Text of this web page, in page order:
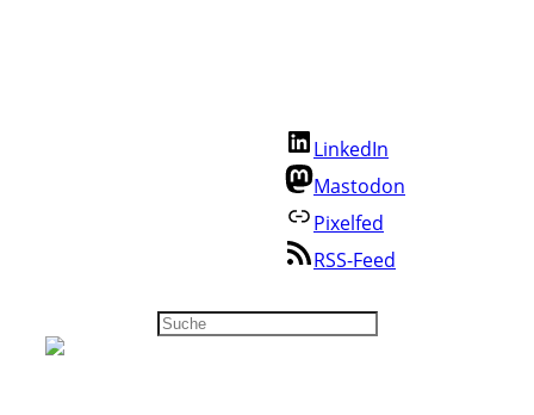
LinkedIn
Mastodon
Pixelfed
RSS-Feed
Suchen